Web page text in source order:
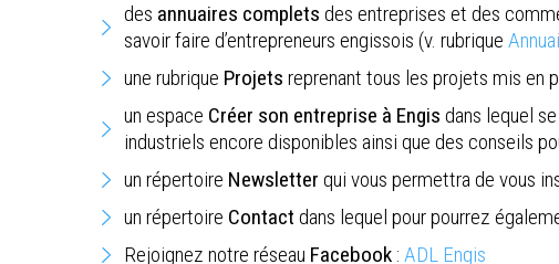
des annuaires complets des entreprises et des
savoir faire d’entrepreneurs engissois (v. rubrique
une rubrique Projets reprenant tous les projets mis en
un espace Créer son entreprise à Engis dans lequel
industriels encore disponibles ainsi que des conseils
un répertoire Newsletter qui vous permettra de vous
un répertoire Contact dans lequel pour pourrez
Rejoignez notre réseau Facebook : ADL Engis